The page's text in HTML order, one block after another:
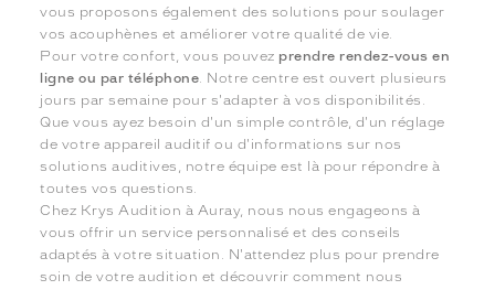
vous proposons également des solutions pour soulager
vos acouphènes et améliorer votre qualité de vie.
Pour votre confort, vous pouvez prendre rendez-vous en
ligne ou par téléphone. Notre centre est ouvert plusieurs
jours par semaine pour s'adapter à vos disponibilités.
Que vous ayez besoin d'un simple contrôle, d'un réglage
de votre appareil auditif ou d'informations sur nos
solutions auditives, notre équipe est là pour répondre à
toutes vos questions.
Chez Krys Audition à Auray, nous nous engageons à
vous offrir un service personnalisé et des conseils
adaptés à votre situation. N'attendez plus pour prendre
soin de votre audition et découvrir comment nous